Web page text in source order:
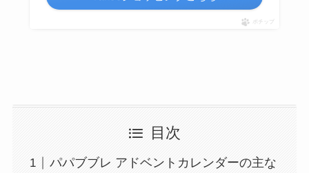
ポチップ
目次
パパブブレ アドベントカレンダーの主な